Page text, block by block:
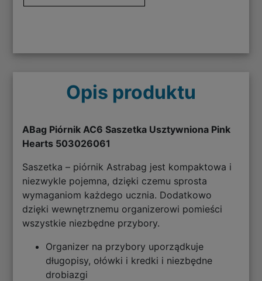
Opis produktu
ABag Piórnik AC6 Saszetka Usztywniona Pink
Hearts 503026061
Saszetka – piórnik Astrabag jest kompaktowa i
niezwykle pojemna, dzięki czemu sprosta
wymaganiom każdego ucznia. Dodatkowo
dzięki wewnętrznemu organizerowi pomieści
wszystkie niezbędne przybory.
Organizer na przybory uporządkuje
długopisy, ołówki i kredki i niezbędne
drobiazgi